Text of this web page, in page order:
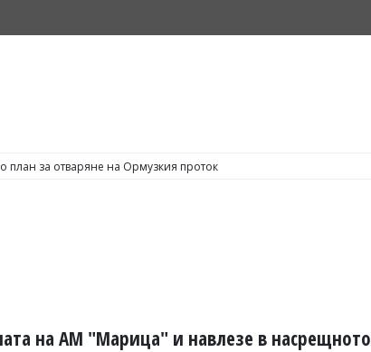
план за отваряне на Ормузкия проток
на АМ "Марица" и навлезе в насрещното